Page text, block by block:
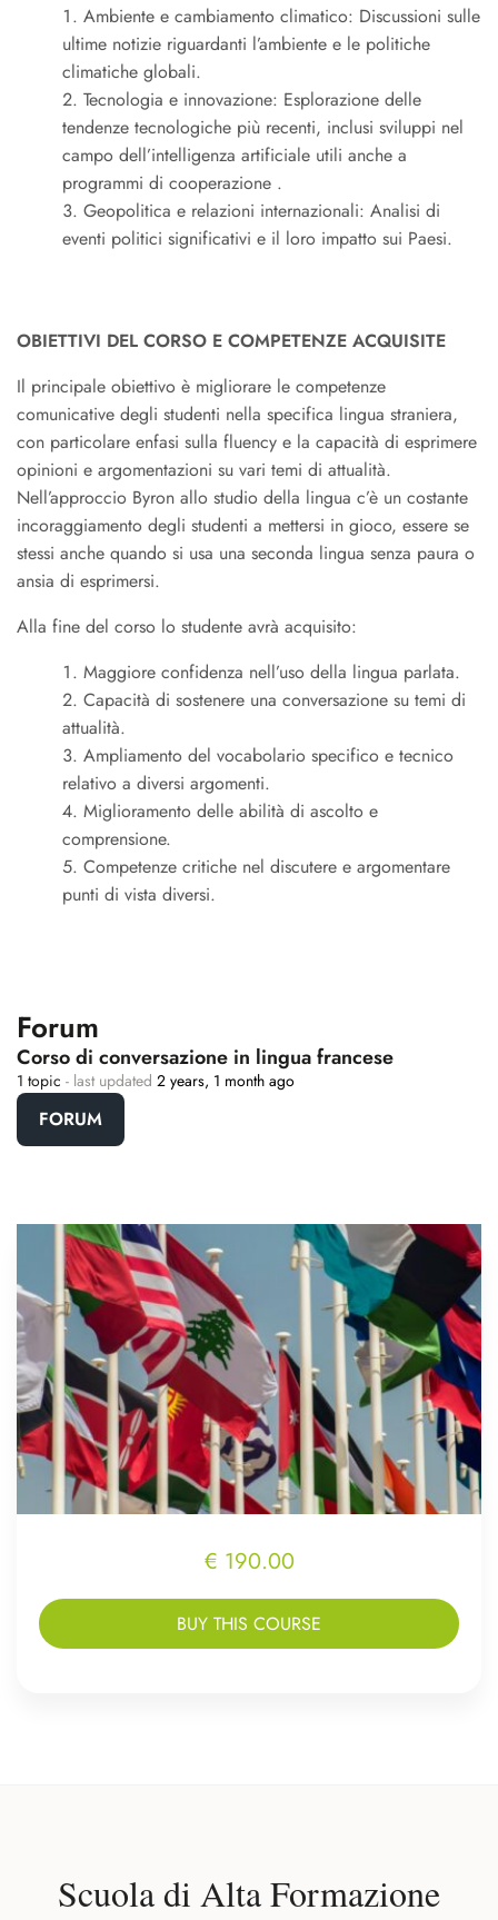
Ambiente e cambiamento climatico: Discussioni sulle
ultime notizie riguardanti l’ambiente e le politiche
climatiche globali.
Tecnologia e innovazione: Esplorazione delle
tendenze tecnologiche più recenti, inclusi sviluppi nel
campo dell’intelligenza artificiale utili anche a
programmi di cooperazione .
Geopolitica e relazioni internazionali: Analisi di
eventi politici significativi e il loro impatto sui Paesi.
OBIETTIVI DEL CORSO E COMPETENZE ACQUISITE
Il principale obiettivo è migliorare le competenze
comunicative degli studenti nella specifica lingua straniera,
con particolare enfasi sulla fluency e la capacità di esprimere
opinioni e argomentazioni su vari temi di attualità.
Nell’approccio Byron allo studio della lingua c’è un costante
incoraggiamento degli studenti a mettersi in gioco, essere se
stessi anche quando si usa una seconda lingua senza paura o
ansia di esprimersi.
Alla fine del corso lo studente avrà acquisito:
Maggiore confidenza nell’uso della lingua parlata.
Capacità di sostenere una conversazione su temi di
attualità.
Ampliamento del vocabolario specifico e tecnico
relativo a diversi argomenti.
Miglioramento delle abilità di ascolto e
comprensione.
Competenze critiche nel discutere e argomentare
punti di vista diversi.
Forum
Corso di conversazione in lingua francese
1 topic - last updated 2 years, 1 month ago
FORUM
€ 190.00
BUY THIS COURSE
Scuola di Alta Formazione